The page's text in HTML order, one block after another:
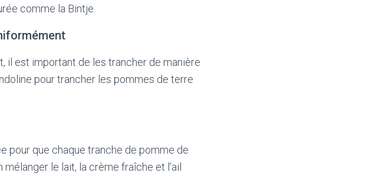
comme la Bintje.
il est important de les trancher de manière
pour trancher les pommes de terre
pour que chaque tranche de pomme de
le lait, la crème fraîche et l’ail